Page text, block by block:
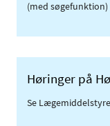
(med søgefunktion)
Høringer på
Se